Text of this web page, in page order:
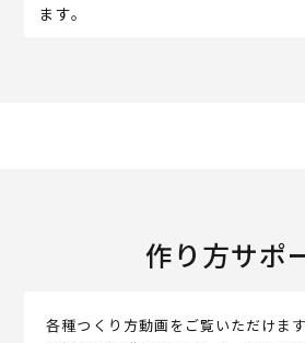
ます。
作り方サポ
各種つくり方動画をご覧いただけま